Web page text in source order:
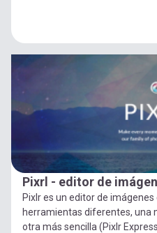
Pixrl - editor de
Pixlr es un editor de
herramientas diferentes, una
otra más sencilla (Pixlr